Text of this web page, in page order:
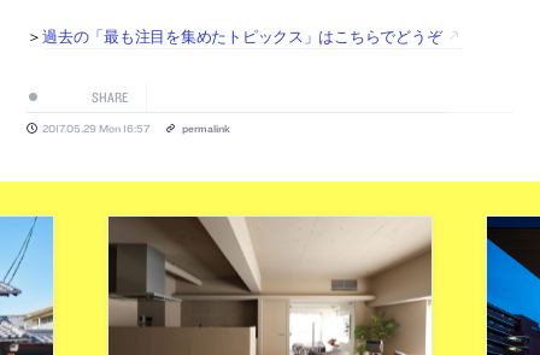
＞過去の「最も注目を集めたトピックス」はこちらでどうぞ
SHARE
2017.05.29 Mon 16:57 permalink